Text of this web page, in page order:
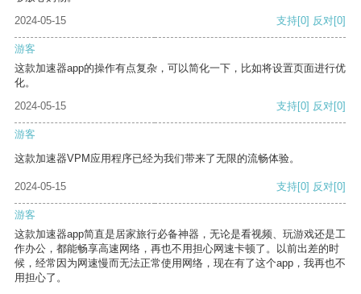
2024-05-15
支持[0] 反对[0]
游客
这款加速器app的操作有点复杂，可以简化一下，比如将设置页面进行优
化。
2024-05-15
支持[0] 反对[0]
游客
这款加速器VPM应用程序已经为我们带来了无限的流畅体验。
2024-05-15 支持[0] 反对[0]
游客
这款加速器app简直是居家旅行必备神器，无论是看视频、玩游戏还是工
作办公，都能畅享高速网络，再也不用担心网速卡顿了。以前出差的时
候，经常因为网速慢而无法正常使用网络，现在有了这个app，我再也不
用担心了。